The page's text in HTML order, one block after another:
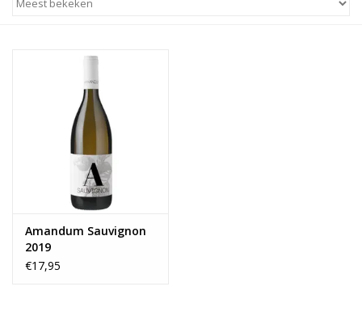
Druif
Wijnaanbiedingen
Amandum Sauvignon
2019
€17,95